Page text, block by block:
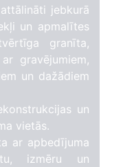
jebkurā
un apmalītes
granīta,
gravējumiem,
un dažādiem
un
vietās.
ar apbedījuma
izmēru un